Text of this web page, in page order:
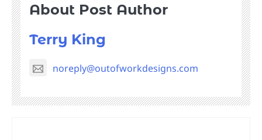
About Post Author
Terry King
noreply@outofworkdesigns.com